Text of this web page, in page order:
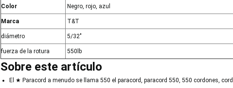
Color Negro, rojo, azul
Marca T&T
diámetro 5/32"
fuerza de la rotura 550lb
Sobre este artículo
El ★ Paracord a menudo se llama 550 el paracord, paracord 550, 550 cordones,